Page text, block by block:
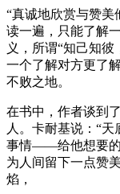
“真诚地欣赏与赞美
读一遍，只能了解
义，所谓“知己知彼
一个了解对方更了
不败之地。
在书中，作者谈到
人。卡耐基说：“
事情——给他想要的
为人间留下一点赞
焰，